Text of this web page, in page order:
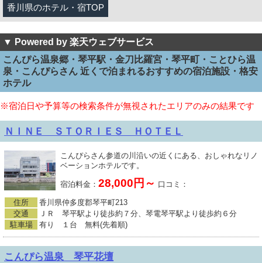
香川県のホテル・宿TOP
▼ Powered by 楽天ウェブサービス
こんぴら温泉郷・琴平駅・金刀比羅宮・琴平町・ことひら温
泉・こんぴらさん 近くで泊まれるおすすめの宿泊施設・格安
ホテル
※宿泊日や予算等の検索条件が無視されたエリアのみの結果です
ＮＩＮＥ ＳＴＯＲＩＥＳ ＨＯＴＥＬ
こんぴらさん参道の川沿いの近くにある、おしゃれなリノ
ベーションホテルです。
宿泊料金： 28,000円～ 口コミ：
住所
香川県仲多度郡琴平町213
交通
ＪＲ 琴平駅より徒歩約７分、琴電琴平駅より徒歩約６分
駐車場
有り １台 無料(先着順)
こんぴら温泉 琴平花壇